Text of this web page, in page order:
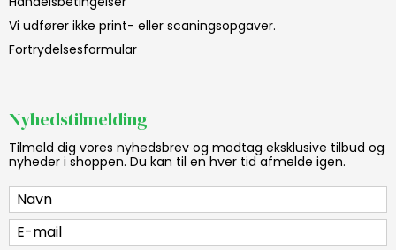
Vi udfører ikke print- eller scaningsopgaver.
Fortrydelsesformular
Nyhedstilmelding
Tilmeld dig vores nyhedsbrev og modtag eksklusive tilbud og
nyheder i shoppen. Du kan til en hver tid afmelde igen.